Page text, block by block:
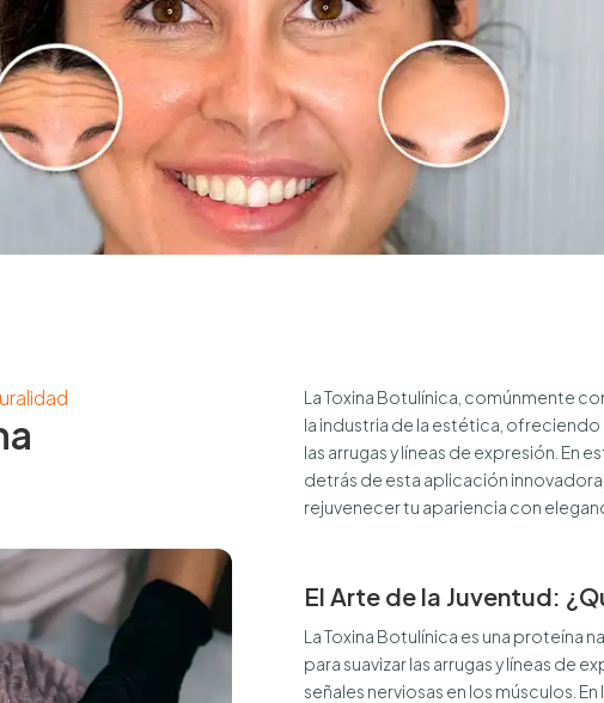
La Toxina Botulínica, comúnmente
la industria de la estética,
las arrugas y líneas de expresión. En
detrás de esta aplicación
rejuvenecer tu apariencia con
El Arte de la Juventud:
La Toxina Botulínica es una proteína
para suavizar las arrugas y líneas de
señales nerviosas en los músculos.